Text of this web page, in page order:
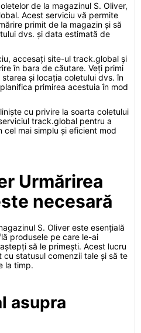
de la magazinul S. Oliver,
Acest serviciu vă permite
primit de la magazin și să
dvs. și data estimată de
accesați site-ul track.global și
în bara de căutare. Veți primi
și locația coletului dvs. în
primirea acestuia în mod
cu privire la soarta coletului
track.global pentru a
cel mai simplu și eficient mod
Urmărirea
necesară
S. Oliver este esențială
produsele pe care le-ai
să le primești. Acest lucru
statusul comenzii tale și să te
la timp.
asupra